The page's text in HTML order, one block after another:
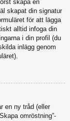
skapa en
skapat din signatur
för att lägga
alltid infoga din
i din profil (du
inlägg genom
en ny tråd (eller
omröstning”-